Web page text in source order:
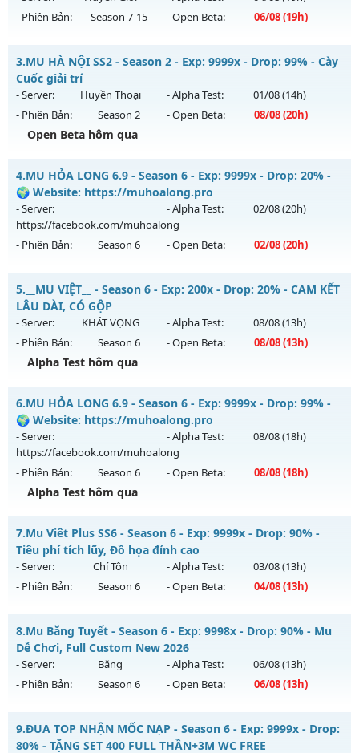
02/08/2626
Kiểu reset: Non Reset
Thể loại: Mu Nguyên bản Webzen
Antihack: XShield
- Phiên Bản:
Season 7-15 - Open Beta: 06/08(19h)
Huyền Giới - Siêng Năng Làm Nên Tất Cả
Mu mới ra tháng 08 2026 - Mở máy chủ
ngày 06/08/2626
Exp: 9999x - Drop: 999%
Kiểu reset: Reset In Game
Thể loại: Mu Custom thêm đồ mới
Antihack: Anti
3.MU HÀ NỘI SS2 - Season 2 - Exp: 9999x - Drop: 99% - Cày
Cuốc giải trí
- Server: Huyền Thoại - Alpha Test: 01/08(14h)
- Phiên Bản:
Season 2 - Open Beta: 08/08(20h)
Open Beta hôm qua
MU HÀ NỘI SS2 - Cày Cuốc giải trí
Mu mới ra tháng 08 2026 - Mở máy chủ
20h ngày 08/08/2626
Exp: 9999x - Drop: 99%
Thể loại: Mu Nguyên bản Webzen
Antihack: ugk
4.MU HỎA LONG 6.9 - Season 6 - Exp: 9999x - Drop: 20% -
🌍 Website: https://muhoalong.pro
- Server:
https://facebook.com/muhoalong
- Alpha Test: 02/08(20h)
- Phiên Bản: Season 6 - Open Beta: 02/08(20h)
MU HỎA LONG 6.9 - 🌍 Website: https://muhoalong.pro
Mu mới ra tháng 08 2026 - Mở máy chủ
https://facebook.com/muhoalongvào 20h ngày
02/08/2626
Exp: 9999x - Drop: 20%
Thể loại: Mu Nguyên bản Webzen
Antihack: XShield
5. __MU VIỆT__ - Season 6 - Exp: 200x - Drop: 20% - CAM KẾT
LÂU DÀI, CÓ GỘP
- Server: KHÁT VỌNG - Alpha Test: 08/08(13h)
- Phiên Bản:
Season 6 - Open Beta: 08/08(13h)
Alpha Test hôm qua
__MU VIỆT__ - CAM KẾT LÂU DÀI, CÓ GỘP
Mu mới ra tháng 08 2026 - Mở máy chủ
13h ngày 08/08/2626
Exp: 200x - Drop: 20%
Kiểu reset: Reset In Game
Antihack: GoldShield
6.MU HỎA LONG 6.9 - Season 6 - Exp: 9999x - Drop: 99% -
🌍 Website: https://muhoalong.pro
- Server:
https://facebook.com/muhoalong
- Alpha Test: 08/08(18h)
- Phiên Bản: Season 6 - Open Beta: 08/08(18h)
Alpha Test hôm qua
MU HỎA LONG 6.9 - 🌍 Website: https://muhoalong.pro
Mu mới ra tháng 08 2026 - Mở máy chủ
https://facebook.com/muhoalongvào 18h ngày
08/08/2626
Kiểu reset: Non Reset
Thể loại: Mu Nguyên bản Webzen
Antihack: XShield
7.Mu Viêt Plus SS6 - Season 6 - Exp: 9999x - Drop: 90% -
Tiêu phí tích lũy, Đồ họa đỉnh cao
- Server: Chí Tôn - Alpha Test: 03/08(13h)
- Phiên Bản:
Season 6 - Open Beta: 04/08(13h)
Mu Viêt Plus SS6 - Tiêu phí tích lũy, Đồ họa đỉnh cao
Mu mới ra tháng 08 2026 - Mở máy chủ
ngày 04/08/2626
Exp: 9999x - Drop: 90%
Thể loại: Mu Bán Đồ Full Trong Shop
8.Mu Băng Tuyết - Season 6 - Exp: 9998x - Drop: 90% - Mu
Dễ Chơi, Full Custom New 2026
- Server: Băng - Alpha Test: 06/08(13h)
- Phiên Bản:
Season 6 - Open Beta: 06/08(13h)
Mu Băng Tuyết - Mu Dễ Chơi, Full Custom New 2026
Mu mới ra tháng 08 2026 - Mở máy chủBăngvào 13h ngày
9.ĐUA TOP NHẬN MỐC NẠP - Season 6 - Exp: 9999x - Drop:
80% - TẶNG SET 400 FULL THẦN+3M WC FREE